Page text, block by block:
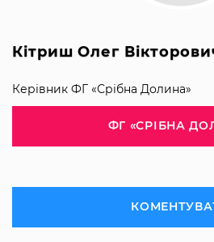
Кітриш Олег
Керівник ФГ «Срібна Долина»
ФГ «СРІБНА